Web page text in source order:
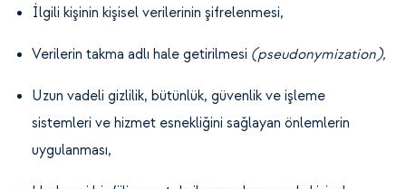
İlgili kişinin kişisel verilerinin şifrelenmesi,
Verilerin takma adlı hale getirilmesi (pseudonymization),
Uzun vadeli gizlilik, bütünlük, güvenlik ve işleme
sistemleri ve hizmet esnekliğini sağlayan önlemlerin
uygulanması,